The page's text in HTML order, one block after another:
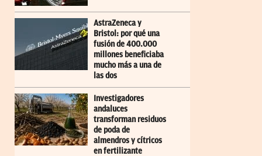
AstraZeneca y
Bristol: por qué una
fusión de 400.000
millones beneficiaba
mucho más a una de
las dos
Investigadores
andaluces
transforman residuos
de poda de
almendros y cítricos
en fertilizante